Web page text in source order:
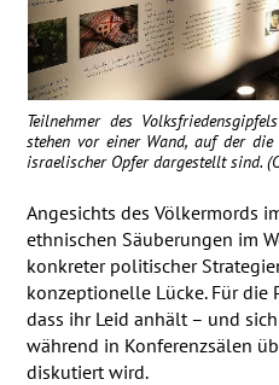
Teilnehmer des
stehen vor einer Wand, auf der
israelischer Opfer dargestellt sind.
Angesichts des Völkermords
ethnischen Säuberungen im
konkreter politischer
konzeptionelle Lücke. Für die
dass ihr Leid anhält – und
während in Konferenzsälen
diskutiert wird.